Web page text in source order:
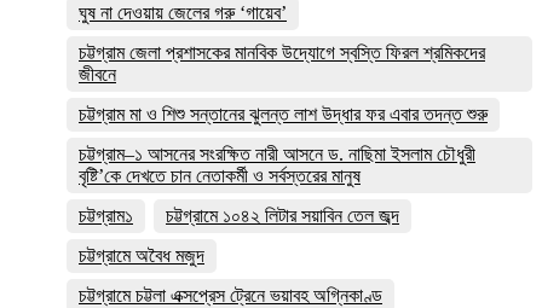
ঘুষ না দেওয়ায় জেলের গরু ‘গায়েব’
চট্টগ্রাম জেলা প্রশাসকের মানবিক উদ্যোগে স্বস্তি ফিরল শ্রমিকদের
জীবনে
চট্টগ্রাম মা ও শিশু সন্তানের ঝুলন্ত লাশ উদ্ধার ফর এবার তদন্ত শুরু
চট্টগ্রাম–১ আসনের সংরক্ষিত নারী আসনে ড. নাছিমা ইসলাম চৌধুরী
বৃষ্টি’কে দেখতে চান নেতাকর্মী ও সর্বস্তরের মানুষ
চট্টগ্রাম১
চট্টগ্রামে ১০৪২ লিটার সয়াবিন তেল জব্দ
চট্টগ্রামে অবৈধ মজুদ
চট্টগ্রামে চট্টলা এক্সপ্রেস ট্রেনে ভয়াবহ অগ্নিকাণ্ড